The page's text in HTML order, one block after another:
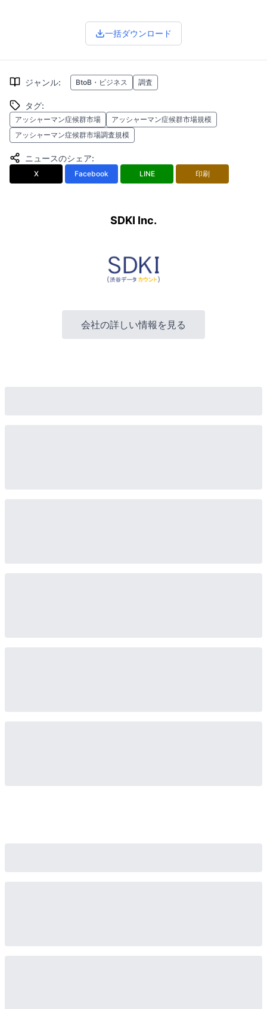
一括ダウンロード
ジャンル: BtoB・ビジネス 調査
タグ:
アッシャーマン症候群市場
アッシャーマン症候群市場規模
アッシャーマン症候群市場調査規模
ニュースのシェア:
X Facebook LINE 印刷
SDKI Inc.
会社の詳しい情報を見る